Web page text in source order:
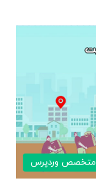
متخصص وردپرس